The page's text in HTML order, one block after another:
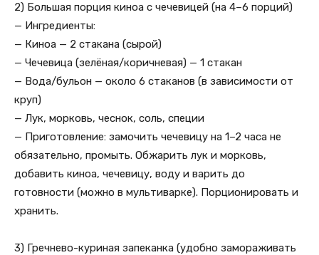
2) Большая порция киноа с чечевицей (на 4–6 порций)
— Ингредиенты:
— Киноа — 2 стакана (сырой)
— Чечевица (зелёная/коричневая) — 1 стакан
— Вода/бульон — около 6 стаканов (в зависимости от
круп)
— Лук, морковь, чеснок, соль, специи
— Приготовление: замочить чечевицу на 1–2 часа не
обязательно, промыть. Обжарить лук и морковь,
добавить киноа, чечевицу, воду и варить до
готовности (можно в мультиварке). Порционировать и
хранить.
3) Гречнево-куриная запеканка (удобно замораживать